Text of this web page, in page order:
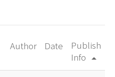
Author Date
Publish
Info arrow_drop_up